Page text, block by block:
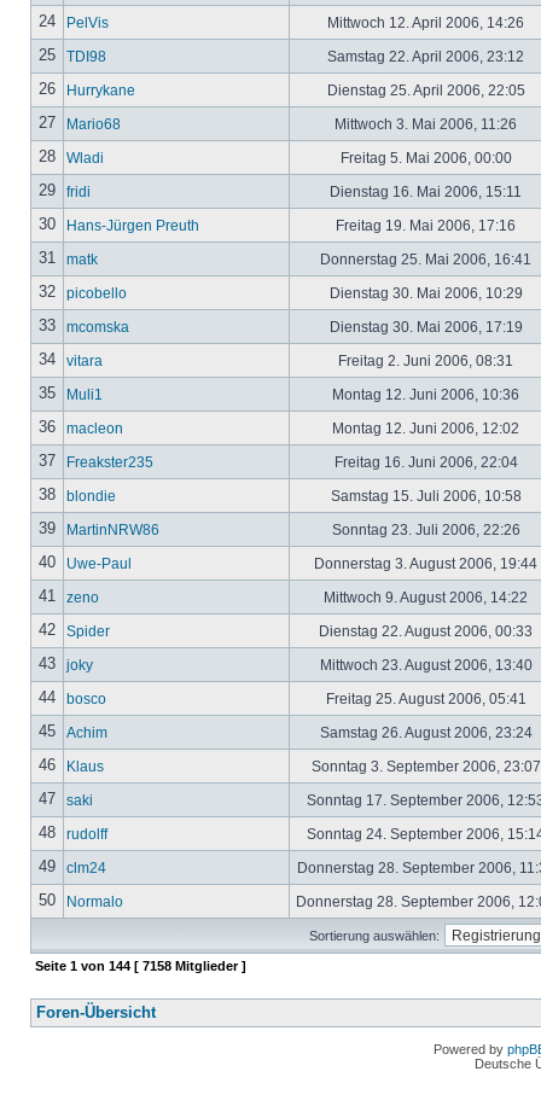
24 PelVis Mittwoch 12. April 2006, 14:26
25 TDI98 Samstag 22. April 2006, 23:12
26 Hurrykane Dienstag 25. April 2006, 22:05
27 Mario68 Mittwoch 3. Mai 2006, 11:26
28 Wladi Freitag 5. Mai 2006, 00:00
29 fridi Dienstag 16. Mai 2006, 15:11
30 Hans-Jürgen Preuth Freitag 19. Mai 2006, 17:16
31 matk Donnerstag 25. Mai 2006, 16:41
32 picobello Dienstag 30. Mai 2006, 10:29
33 mcomska Dienstag 30. Mai 2006, 17:19
34 vitara Freitag 2. Juni 2006, 08:31
35 Muli1 Montag 12. Juni 2006, 10:36
36 macleon Montag 12. Juni 2006, 12:02
37 Freakster235 Freitag 16. Juni 2006, 22:04
38 blondie Samstag 15. Juli 2006, 10:58
39 MartinNRW86 Sonntag 23. Juli 2006, 22:26
40 Uwe-Paul Donnerstag 3. August 2006, 19:44
41 zeno Mittwoch 9. August 2006, 14:22
42 Spider Dienstag 22. August 2006, 00:33
43 joky Mittwoch 23. August 2006, 13:40
44 bosco Freitag 25. August 2006, 05:41
45 Achim Samstag 26. August 2006, 23:24
46 Klaus Sonntag 3. September 2006,
47 saki Sonntag 17. September 2006,
48 rudolff Sonntag 24. September 2006,
49 clm24 Donnerstag 28. September 2006,
50 Normalo Donnerstag 28. September 2006,
Sortierung auswählen:
Seite 1 von 144 [ 7158 Mitglieder ]
Foren-Übersicht
Powered by
Deutsche